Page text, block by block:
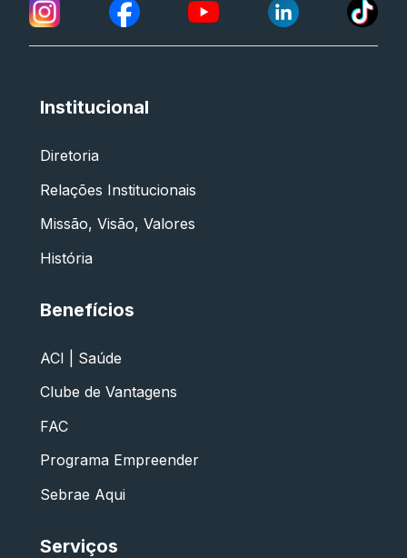
Institucional
Diretoria
Relações Institucionais
Missão, Visão, Valores
História
Benefícios
ACI | Saúde
Clube de Vantagens
FAC
Programa Empreender
Sebrae Aqui
Serviços